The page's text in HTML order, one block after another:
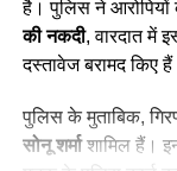
है। पुलिस ने
की नकदी, वारदात में
दस्तावेज बरामद किए
पुलिस के मुताबिक,
सोनू शर्माशामिल हैं।